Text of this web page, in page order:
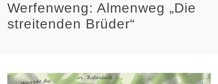
Werfenweng: Almenweg „Die
streitenden Brüder“